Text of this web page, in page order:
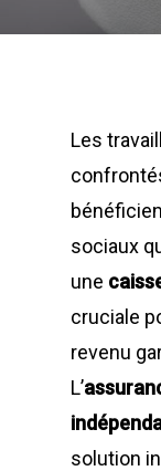
Les
sociaux
une
cruciale
revenu
L’
solution